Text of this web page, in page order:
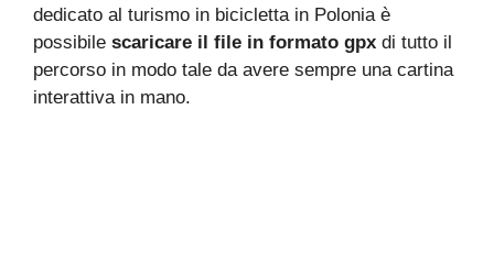
dedicato al turismo in bicicletta in Polonia è
possibile scaricare il file in formato gpx di tutto il
percorso in modo tale da avere sempre una cartina
interattiva in mano.